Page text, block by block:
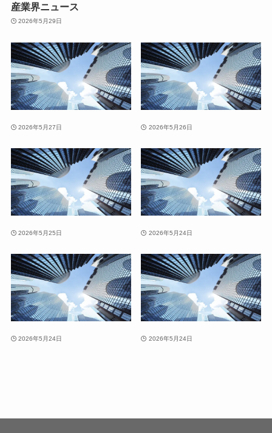
産業界ニュース
2026年5月29日
2026年5月27日 2026年5月26日
2026年5月25日 2026年5月24日
2026年5月24日 2026年5月24日